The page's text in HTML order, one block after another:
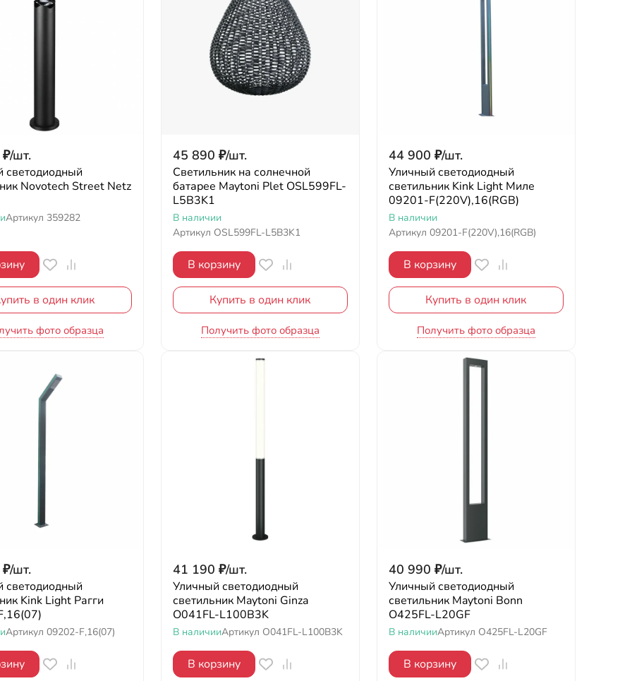
₽/шт.
светодиодный
Novotech Street Netz
Артикул 359282
в один клик
фото образца
45 890 ₽/шт.
Светильник на солнечной
батарее Maytoni Plet OSL599FL-
L5B3K1
В наличии
Артикул OSL599FL-L5B3K1
В корзину
Купить в один клик
Получить фото образца
44 900 ₽/шт.
Уличный светодиодный
светильник Kink Light Миле
09201-F(220V),16(RGB)
В наличии
Артикул 09201-F(220V),16(RGB)
В корзину
Купить в один клик
Получить фото образца
₽/шт.
светодиодный
Kink Light Рагги
Артикул 09202-F,16(07)
41 190 ₽/шт.
Уличный светодиодный
светильник Maytoni Ginza
O041FL-L100B3K
В наличииАртикул O041FL-L100B3K
В корзину
40 990 ₽/шт.
Уличный светодиодный
светильник Maytoni Bonn
O425FL-L20GF
В наличииАртикул O425FL-L20GF
В корзину